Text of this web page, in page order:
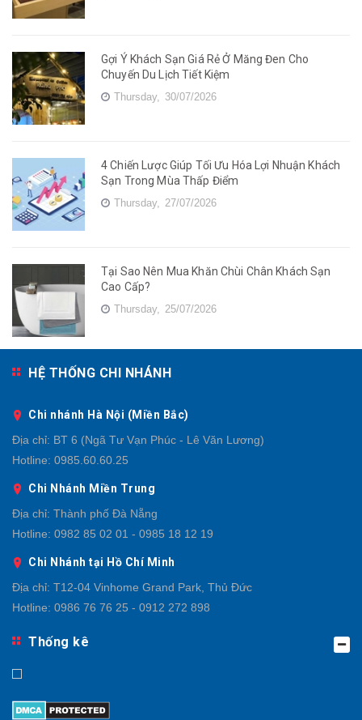
Gợi Ý Khách Sạn Giá Rẻ Ở Măng Đen Cho
Chuyến Du Lịch Tiết Kiệm
Thursday, 30/07/2026
4 Chiến Lược Giúp Tối Ưu Hóa Lợi Nhuận Khách
Sạn Trong Mùa Thấp Điểm
Thursday, 27/07/2026
Tại Sao Nên Mua Khăn Chùi Chân Khách Sạn
Cao Cấp?
Thursday, 25/07/2026
HỆ THỐNG CHI NHÁNH
Chi nhánh Hà Nội (Miền Bắc)
Địa chỉ: BT 6 (Ngã Tư Vạn Phúc - Lê Văn Lương)
Hotline: 0985.60.60.25
Chi Nhánh Miền Trung
Địa chỉ: Thành phố Đà Nẵng
Hotline: 0982 85 02 01 - 0985 18 12 19
Chi Nhánh tại Hồ Chí Minh
Địa chỉ: T12-04 Vinhome Grand Park, Thủ Đức
Hotline: 0986 76 76 25 - 0912 272 898
Thống kê